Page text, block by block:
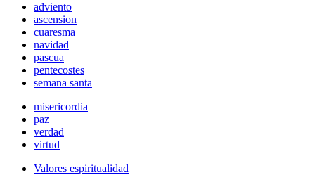
adviento
ascension
cuaresma
navidad
pascua
pentecostes
semana santa
misericordia
paz
verdad
virtud
Valores espiritualidad